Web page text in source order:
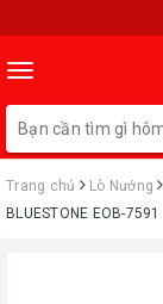
Toggle
navigation
Trang chủ Lò Nướng
BLUESTONE EOB-7591